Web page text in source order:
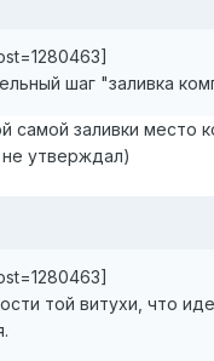
шаг "заливка
самой заливки место
не утверждал)
той витухи, что